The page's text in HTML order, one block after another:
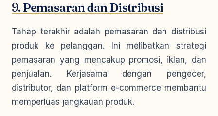
9. Pemasaran dan Distribusi
Tahap terakhir adalah pemasaran dan distribusi
produk ke pelanggan. Ini melibatkan strategi
pemasaran yang mencakup promosi, iklan, dan
penjualan. Kerjasama dengan pengecer,
distributor, dan platform e-commerce membantu
memperluas jangkauan produk.